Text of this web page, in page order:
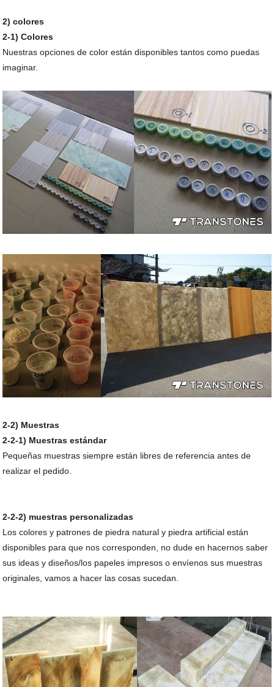
2) colores
2-1) Colores
Nuestras opciones de color están disponibles tantos como puedas
imaginar.
2-2) Muestras
2-2-1) Muestras estándar
Pequeñas muestras siempre están libres de referencia antes de
realizar el pedido.
2-2-2) muestras personalizadas
Los colores y patrones de piedra natural y piedra artificial están
disponibles para que nos corresponden, no dude en hacernos saber
sus ideas y diseños/los papeles impresos o envíenos sus muestras
originales, vamos a hacer las cosas sucedan.